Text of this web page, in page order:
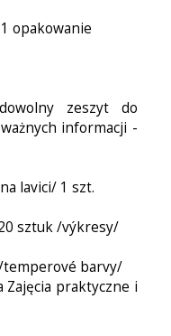
opakowanie
zeszyt do
informacji -
lavici/ 1 szt.
sztuk /výkresy/
barvy/
Zajęcia praktyczne i